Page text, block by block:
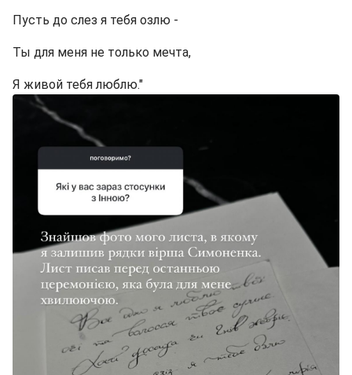
Пусть до слез я тебя озлю -
Ты для меня не только мечта,
Я живой тебя люблю."